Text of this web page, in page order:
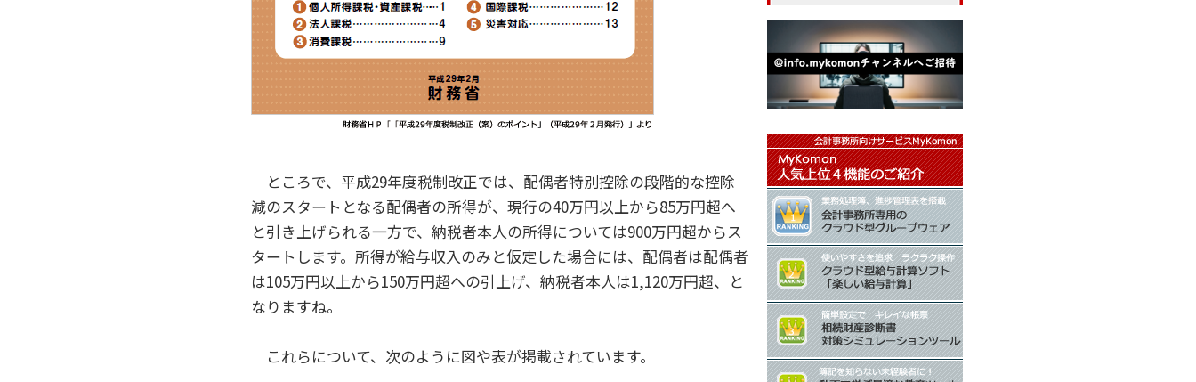
ところで、平成29年度税制改正では、配偶者特別控除の段階的な控除
減のスタートとなる配偶者の所得が、現行の40万円以上から85万円超へ
と引き上げられる一方で、納税者本人の所得については900万円超からス
タートします。所得が給与収入のみと仮定した場合には、配偶者は配偶者
は105万円以上から150万円超への引上げ、納税者本人は1,120万円超、と
なりますね。
これらについて、次のように図や表が掲載されています。